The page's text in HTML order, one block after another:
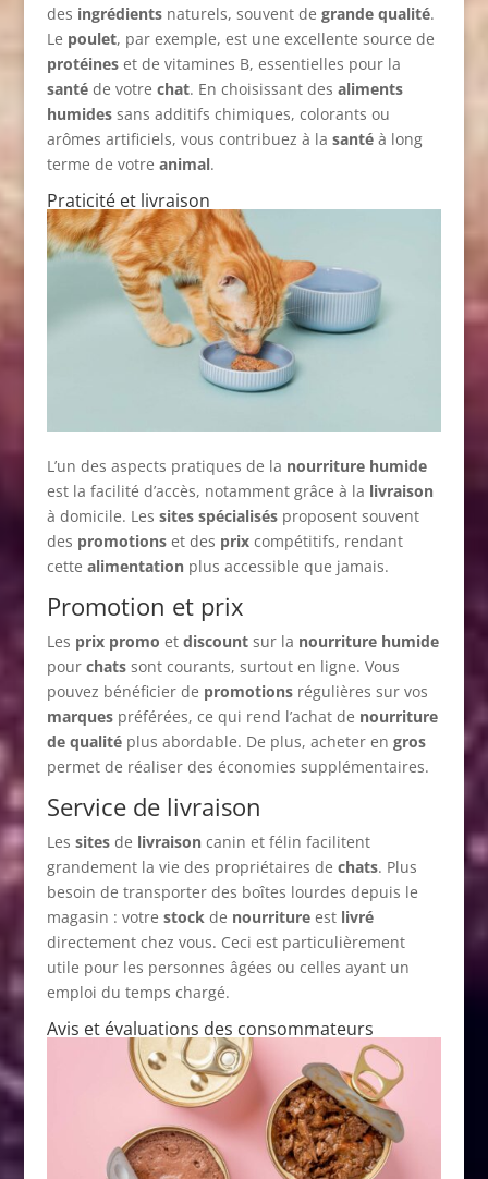
des ingrédientsnaturels, souvent de grande qualité.
Le poulet, par exemple, est une excellente source de
protéineset de vitamines B, essentielles pour la
santéde votre chat. En choisissant des aliments
humidessans additifs chimiques, colorants ou
arômes artificiels, vous contribuez à la santéà long
terme de votre animal.
Praticité et livraison
L’un des aspects pratiques de la nourriture humide
est la facilité d’accès, notamment grâce à la livraison
à domicile. Les sites spécialisésproposent souvent
des promotionset des prixcompétitifs, rendant
cette alimentationplus accessible que jamais.
Promotion et prix
Les prix promo et discountsur la nourriture humide
pour chatssont courants, surtout en ligne. Vous
pouvez bénéficier de promotionsrégulières sur vos
marquespréférées, ce qui rend l’achat de nourriture
de qualitéplus abordable. De plus, acheter en gros
permet de réaliser des économies supplémentaires.
Service de livraison
Les sitesde livraisoncanin et félin facilitent
grandement la vie des propriétaires de chats. Plus
besoin de transporter des boîtes lourdes depuis le
magasin : votre stockde nourritureest livré
directement chez vous. Ceci est particulièrement
utile pour les personnes âgées ou celles ayant un
emploi du temps chargé.
Avis et évaluations des consommateurs